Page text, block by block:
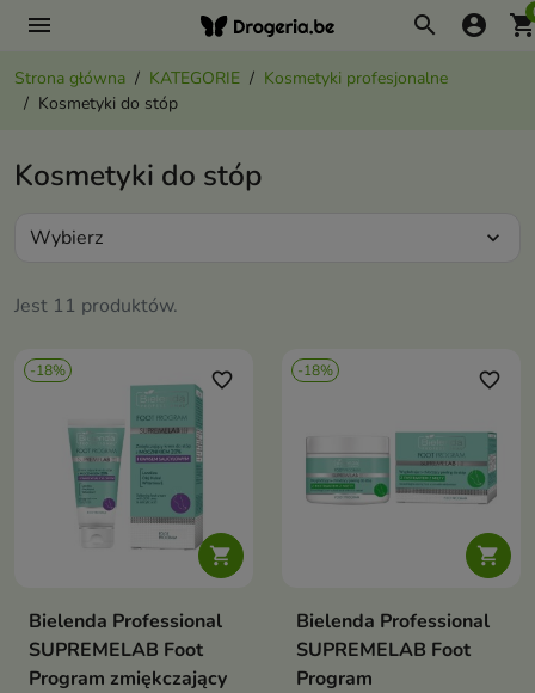
menu search account_circle
Strona główna KATEGORIE
Kosmetyki profesjonalne
Kosmetyki do stóp
Kosmetyki do stóp
Jest 11 produktów.
Wybierz expand_more
-18%

favorite_border
Bielenda Professional
SUPREMELAB Foot
Program zmiękczający
-18%

favorite_border
Bielenda Professional
SUPREMELAB Foot
Program